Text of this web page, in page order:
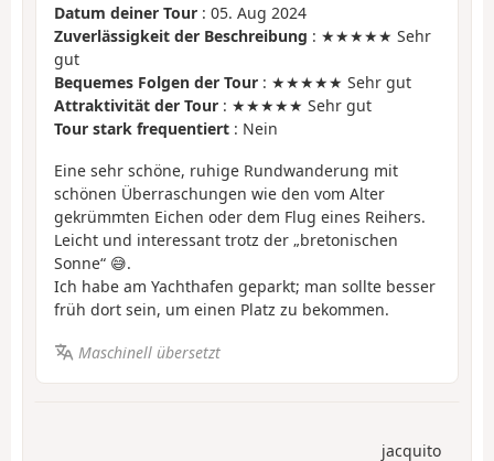
Datum deiner Tour : 05. Aug 2024
Zuverlässigkeit der Beschreibung : ★★★★★ Sehr
gut
Bequemes Folgen der Tour : ★★★★★ Sehr gut
Attraktivität der Tour : ★★★★★ Sehr gut
Tour stark frequentiert : Nein
Eine sehr schöne, ruhige Rundwanderung mit
schönen Überraschungen wie den vom Alter
gekrümmten Eichen oder dem Flug eines Reihers.
Leicht und interessant trotz der „bretonischen
Sonne“ 😅.
Ich habe am Yachthafen geparkt; man sollte besser
früh dort sein, um einen Platz zu bekommen.
Maschinell übersetzt
jacquito